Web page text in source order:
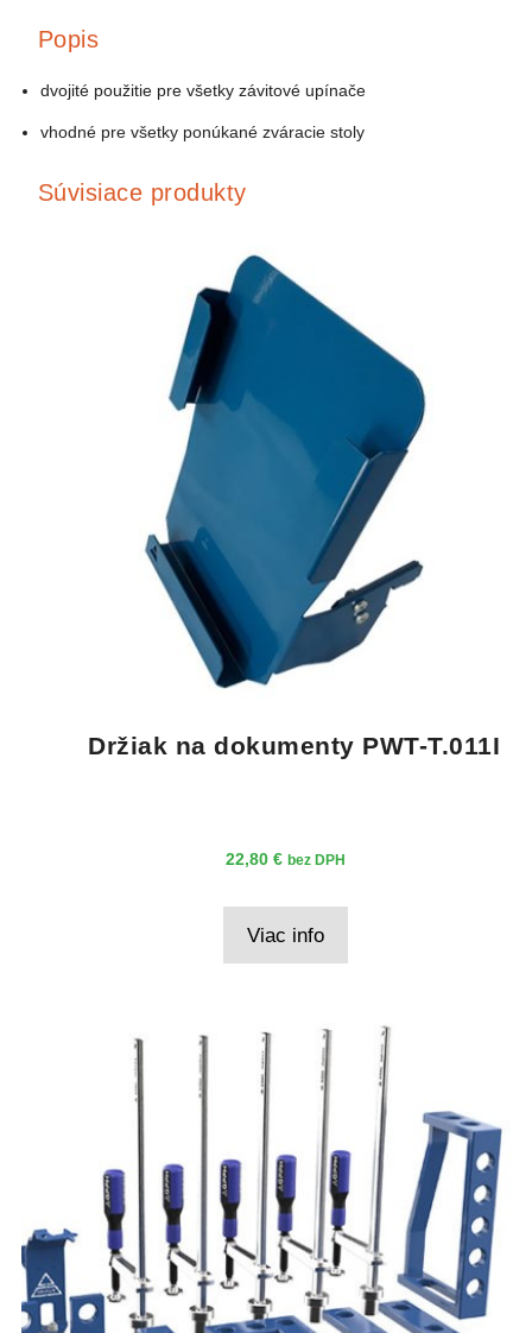
Popis
dvojité použitie pre všetky závitové upínače
vhodné pre všetky ponúkané zváracie stoly
Súvisiace produkty
Držiak na dokumenty PWT-T.011I
22,80 € bez DPH
Viac info